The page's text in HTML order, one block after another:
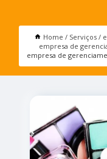
Home Serviços
empresa de
empresa de